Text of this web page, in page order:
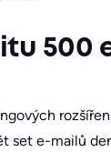
500
set e-mailů